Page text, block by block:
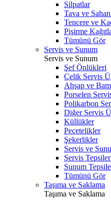
Silpatlar
Tava ve
Tencere ve
Pişirme
Tümünü Gör
Servis ve Sunum
Servis ve Sunum
Şef Önlükleri
Çelik Servis
Ahşap ve
Porselen
Polikarbon
Diğer Servis
Küllükler
Peçetelikler
Şekerlikler
Servis ve
Servis
Sunum
Tümünü Gör
Taşıma ve Saklama
Taşıma ve Saklama